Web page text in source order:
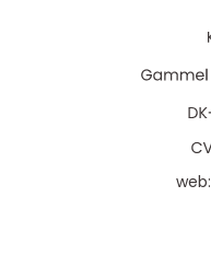
web: